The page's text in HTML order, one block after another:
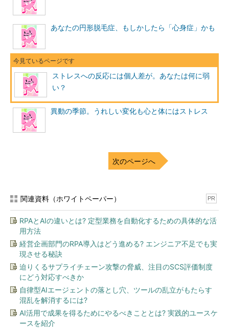
あなたの円形脱毛症、もしかしたら「心身症」かも
ストレスへの反応には個人差が。あなたは何に弱
い？
異動の季節。うれしい変化も心と体にはストレス
次のページへ
関連資料（ホワイトペーパー） PR
RPAとAIの違いとは? 定型業務を自動化するための具体的な活
用方法
経営企画部門のRPA導入はどう進める? エンジニア不足でも実
現させる秘訣
迫りくるサプライチェーン攻撃の脅威、注目のSCS評価制度
にどう対応すべきか
自律型AIエージェントの落とし穴、ツールの乱立がもたらす
混乱を解消するには?
AI活用で成果を得るためにやるべきこととは? 実践的ユースケ
ースを紹介